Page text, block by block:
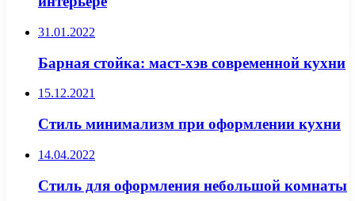
31.01.2022
Барная стойка: маст-хэв современной кухни
15.12.2021
Стиль минимализм при оформлении кухни
14.04.2022
Стиль для оформления небольшой комнаты